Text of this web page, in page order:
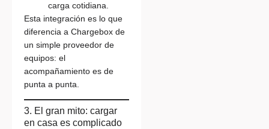
carga cotidiana.
Esta integración es lo que
diferencia a Chargebox de
un simple proveedor de
equipos: el
acompañamiento es de
punta a punta.
3. El gran mito: cargar
en casa es complicado